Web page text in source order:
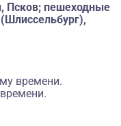
Псков; пешеходные
времени.